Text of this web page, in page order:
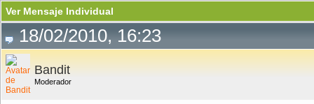
Ver Mensaje Individual
18/02/2010, 16:23
Bandit
Moderador